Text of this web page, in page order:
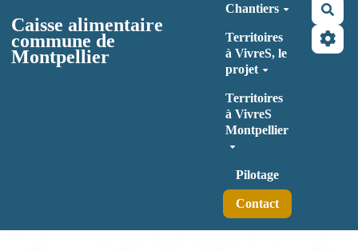
Caisse alimentaire
commune de
Montpellier
Chantiers
Territoires
à VivreS, le
projet
Territoires
à VivreS
Montpellier
Pilotage
Contact